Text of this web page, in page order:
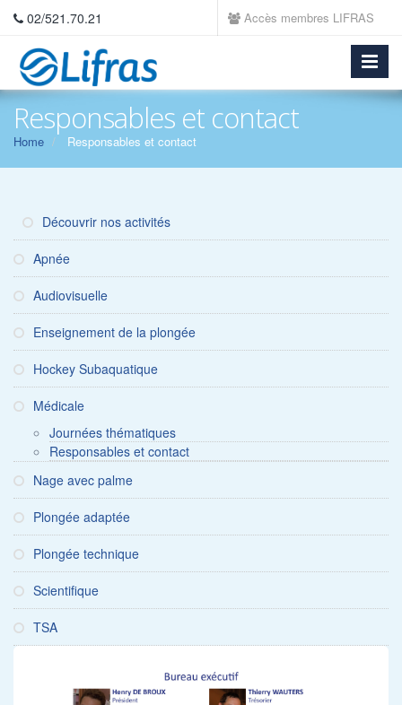
02/521.70.21 Accès membres LIFRAS
Responsables et contact
Home Responsables et contact
Découvrir nos activités
Apnée
Audiovisuelle
Enseignement de la plongée
Hockey Subaquatique
Médicale
Journées thématiques
Responsables et contact
Nage avec palme
Plongée adaptée
Plongée technique
Scientifique
TSA